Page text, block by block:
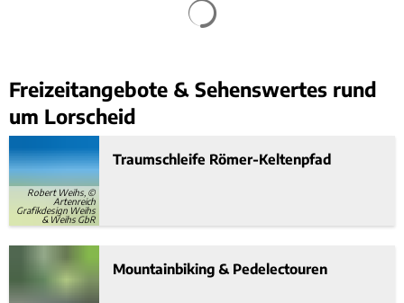
Freizeitangebote & Sehenswertes rund
um Lorscheid
Robert Weihs, ©
Artenreich
Grafikdesign Weihs
& Weihs GbR
Traumschleife Römer-Keltenpfad
Mountainbiking & Pedelectouren